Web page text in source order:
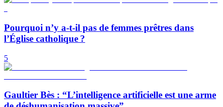
Pourquoi n’y a-t-il pas de femmes prêtres dans
l’Église catholique ?
5
Gaultier Bès : “L’intelligence artificielle est une arme